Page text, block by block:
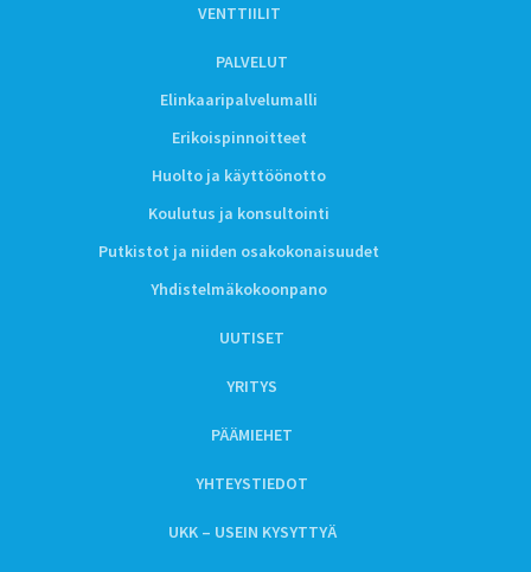
VENTTIILIT
PALVELUT
Elinkaaripalvelumalli
Erikoispinnoitteet
Huolto ja käyttöönotto
Koulutus ja konsultointi
Putkistot ja niiden osakokonaisuudet
Yhdistelmäkokoonpano
UUTISET
YRITYS
PÄÄMIEHET
YHTEYSTIEDOT
UKK – USEIN KYSYTTYÄ